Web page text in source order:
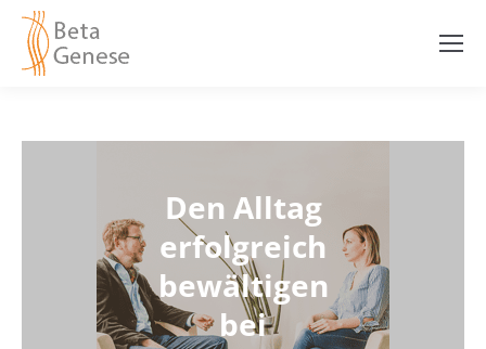
Den Alltag
erfolgreich
bewältigen
bei